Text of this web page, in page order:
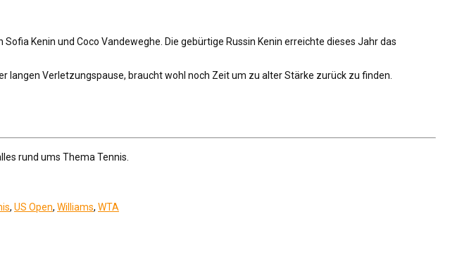
Kenin und Coco Vandeweghe. Die gebürtige Russin Kenin erreichte dieses Jahr das
langen Verletzungspause, braucht wohl noch Zeit um zu alter Stärke zurück zu finden.
rund ums Thema Tennis.
, US Open, Williams, WTA